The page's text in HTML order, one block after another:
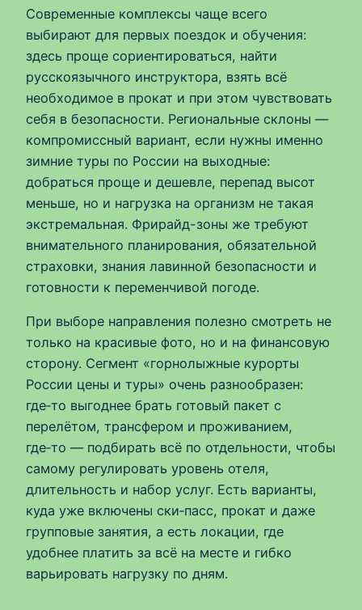
Современные комплексы чаще всего
выбирают для первых поездок и обучения:
здесь проще сориентироваться, найти
русскоязычного инструктора, взять всё
необходимое в прокат и при этом чувствовать
себя в безопасности. Региональные склоны —
компромиссный вариант, если нужны именно
зимние туры по России на выходные:
добраться проще и дешевле, перепад высот
меньше, но и нагрузка на организм не такая
экстремальная. Фрирайд-зоны же требуют
внимательного планирования, обязательной
страховки, знания лавинной безопасности и
готовности к переменчивой погоде.
При выборе направления полезно смотреть не
только на красивые фото, но и на финансовую
сторону. Сегмент «горнолыжные курорты
России цены и туры» очень разнообразен:
где‑то выгоднее брать готовый пакет с
перелётом, трансфером и проживанием,
где‑то — подбирать всё по отдельности, чтобы
самому регулировать уровень отеля,
длительность и набор услуг. Есть варианты,
куда уже включены ски‑пасс, прокат и даже
групповые занятия, а есть локации, где
удобнее платить за всё на месте и гибко
варьировать нагрузку по дням.